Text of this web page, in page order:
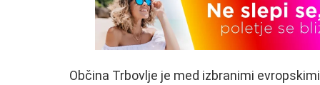
Občina Trbovlje je med izbranimi